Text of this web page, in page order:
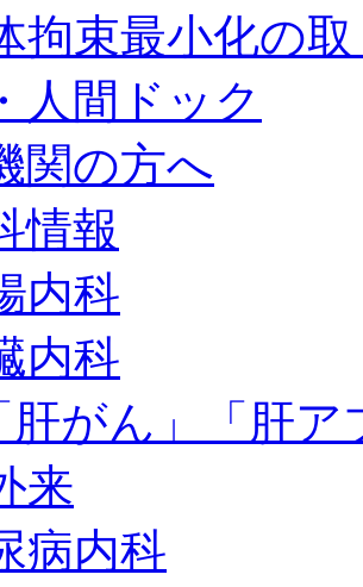
拘束最小化の
人間ドック
関の方へ
情報
内科
内科
肝がん」「肝
来
病内科